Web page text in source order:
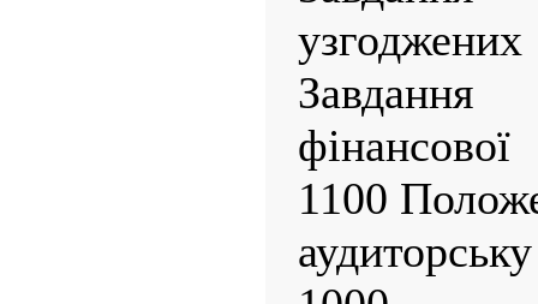
1100